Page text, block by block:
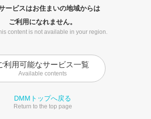
ービスはお住まいの地域からは
ご利用になれません。
content is not available in your region.
利用可能なサービス一覧
Available contents
DMMトップへ戻る
Return to the top page